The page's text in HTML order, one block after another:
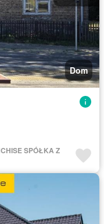
Dom
SPÓŁKA Z